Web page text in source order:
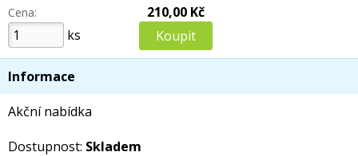
Cena:
ks
210,00 Kč
Informace
Akční nabídka
Dostupnost: Skladem